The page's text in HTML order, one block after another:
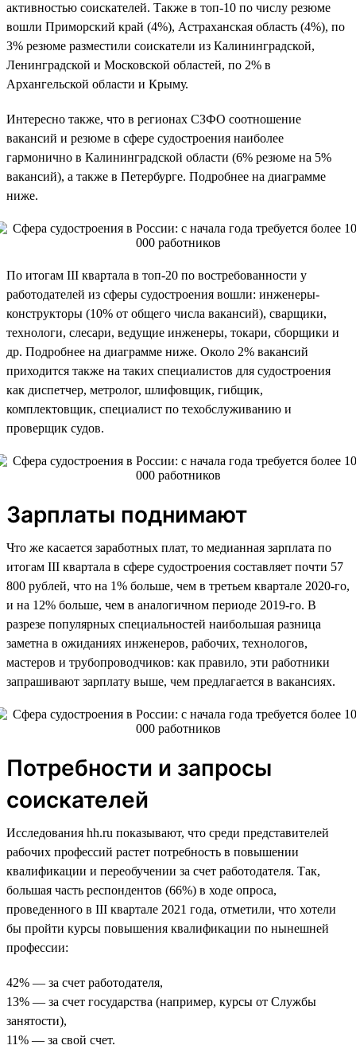
активностью соискателей. Также в топ-10 по числу резюме
вошли Приморский край (4%), Астраханская область (4%), по
3% резюме разместили соискатели из Калининградской,
Ленинградской и Московской областей, по 2% в
Архангельской области и Крыму.
Интересно также, что в регионах СЗФО соотношение
вакансий и резюме в сфере судостроения наиболее
гармонично в Калининградской области (6% резюме на 5%
вакансий), а также в Петербурге. Подробнее на диаграмме
ниже.
По итогам III квартала в топ-20 по востребованности у
работодателей из сферы судостроения вошли: инженеры-
конструкторы (10% от общего числа вакансий), сварщики,
технологи, слесари, ведущие инженеры, токари, сборщики и
др. Подробнее на диаграмме ниже. Около 2% вакансий
приходится также на таких специалистов для судостроения
как диспетчер, метролог, шлифовщик, гибщик,
комплектовщик, специалист по техобслуживанию и
проверщик судов.
Зарплаты поднимают
Что же касается заработных плат, то медианная зарплата по
итогам III квартала в сфере судостроения составляет почти 57
800 рублей, что на 1% больше, чем в третьем квартале 2020-го,
и на 12% больше, чем в аналогичном периоде 2019-го. В
разрезе популярных специальностей наибольшая разница
заметна в ожиданиях инженеров, рабочих, технологов,
мастеров и трубопроводчиков: как правило, эти работники
запрашивают зарплату выше, чем предлагается в вакансиях.
Потребности и запросы
соискателей
Исследования hh.ru показывают, что среди представителей
рабочих профессий растет потребность в повышении
квалификации и переобучении за счет работодателя. Так,
большая часть респондентов (66%) в ходе опроса,
проведенного в III квартале 2021 года, отметили, что хотели
бы пройти курсы повышения квалификации по нынешней
профессии:
42% — за счет работодателя,
13% — за счет государства (например, курсы от Службы
занятости),
11% — за свой счет.